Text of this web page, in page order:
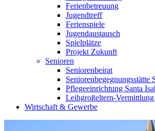
Ferienbetreuung
Jugendtreff
Ferienspiele
Jugendaustausch
Spielplätze
Projekt Zukunft
Senioren
Seniorenbeirat
Seniorenbegegnungsstätte
Pflegeeinrichtung Santa
Leihgroßeltern-
Wirtschaft & Gewerbe